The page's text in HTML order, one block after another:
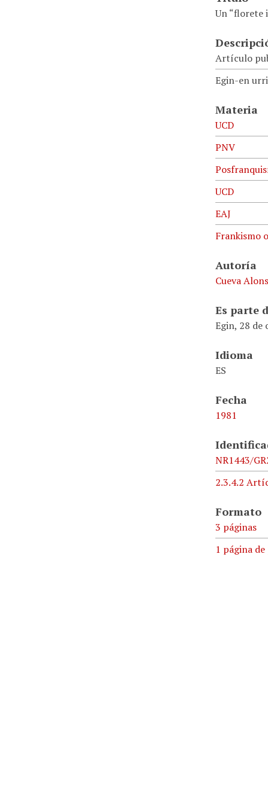
Un “florete
Artículo
Egin-en
Materia
UCD
PNV
UCD
EAJ
Frankismo
Autoría
Cueva
Es parte
Egin, 28 de
Idioma
ES
Fecha
1981
NR1443/
2.3.4.2
Formato
3 páginas
1 página